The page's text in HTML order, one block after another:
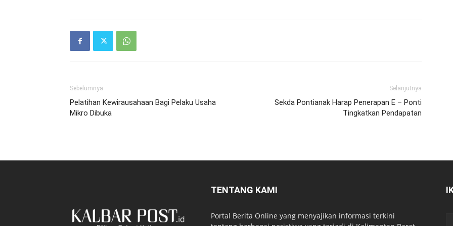
Sebelumnya
Pelatihan Kewirausahaan Bagi Pelaku Usaha
Mikro Dibuka
Selanjutnya
Sekda Pontianak Harap Penerapan E – Ponti
Tingkatkan Pendapatan
TENTANG KAMI
Portal Berita Online yang menyajikan informasi terkini